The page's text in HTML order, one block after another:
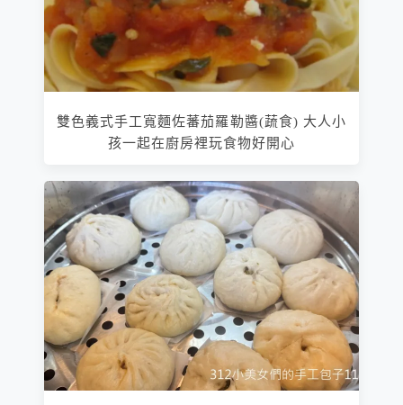
雙色義式手工寬麵佐蕃茄羅勒醬(蔬食) 大人小
孩一起在廚房裡玩食物好開心